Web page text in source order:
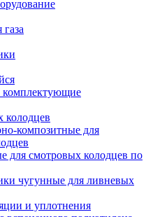
комплектующие
колодцев
композитные для
для смотровых колодцев по
чугунные для ливневых
и уплотнения